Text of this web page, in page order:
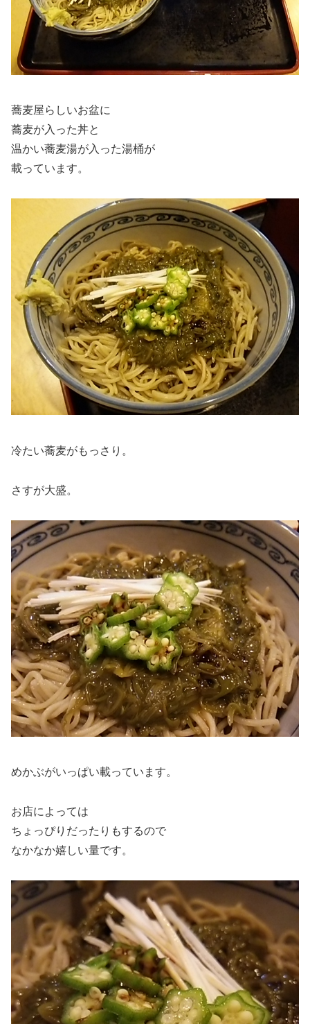
蕎麦屋らしいお盆に
蕎麦が入った丼と
温かい蕎麦湯が入った湯桶が
載っています。
冷たい蕎麦がもっさり。
さすが大盛。
めかぶがいっぱい載っています。
お店によっては
ちょっぴりだったりもするので
なかなか嬉しい量です。